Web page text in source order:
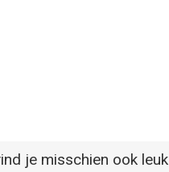
je misschien ook leuk